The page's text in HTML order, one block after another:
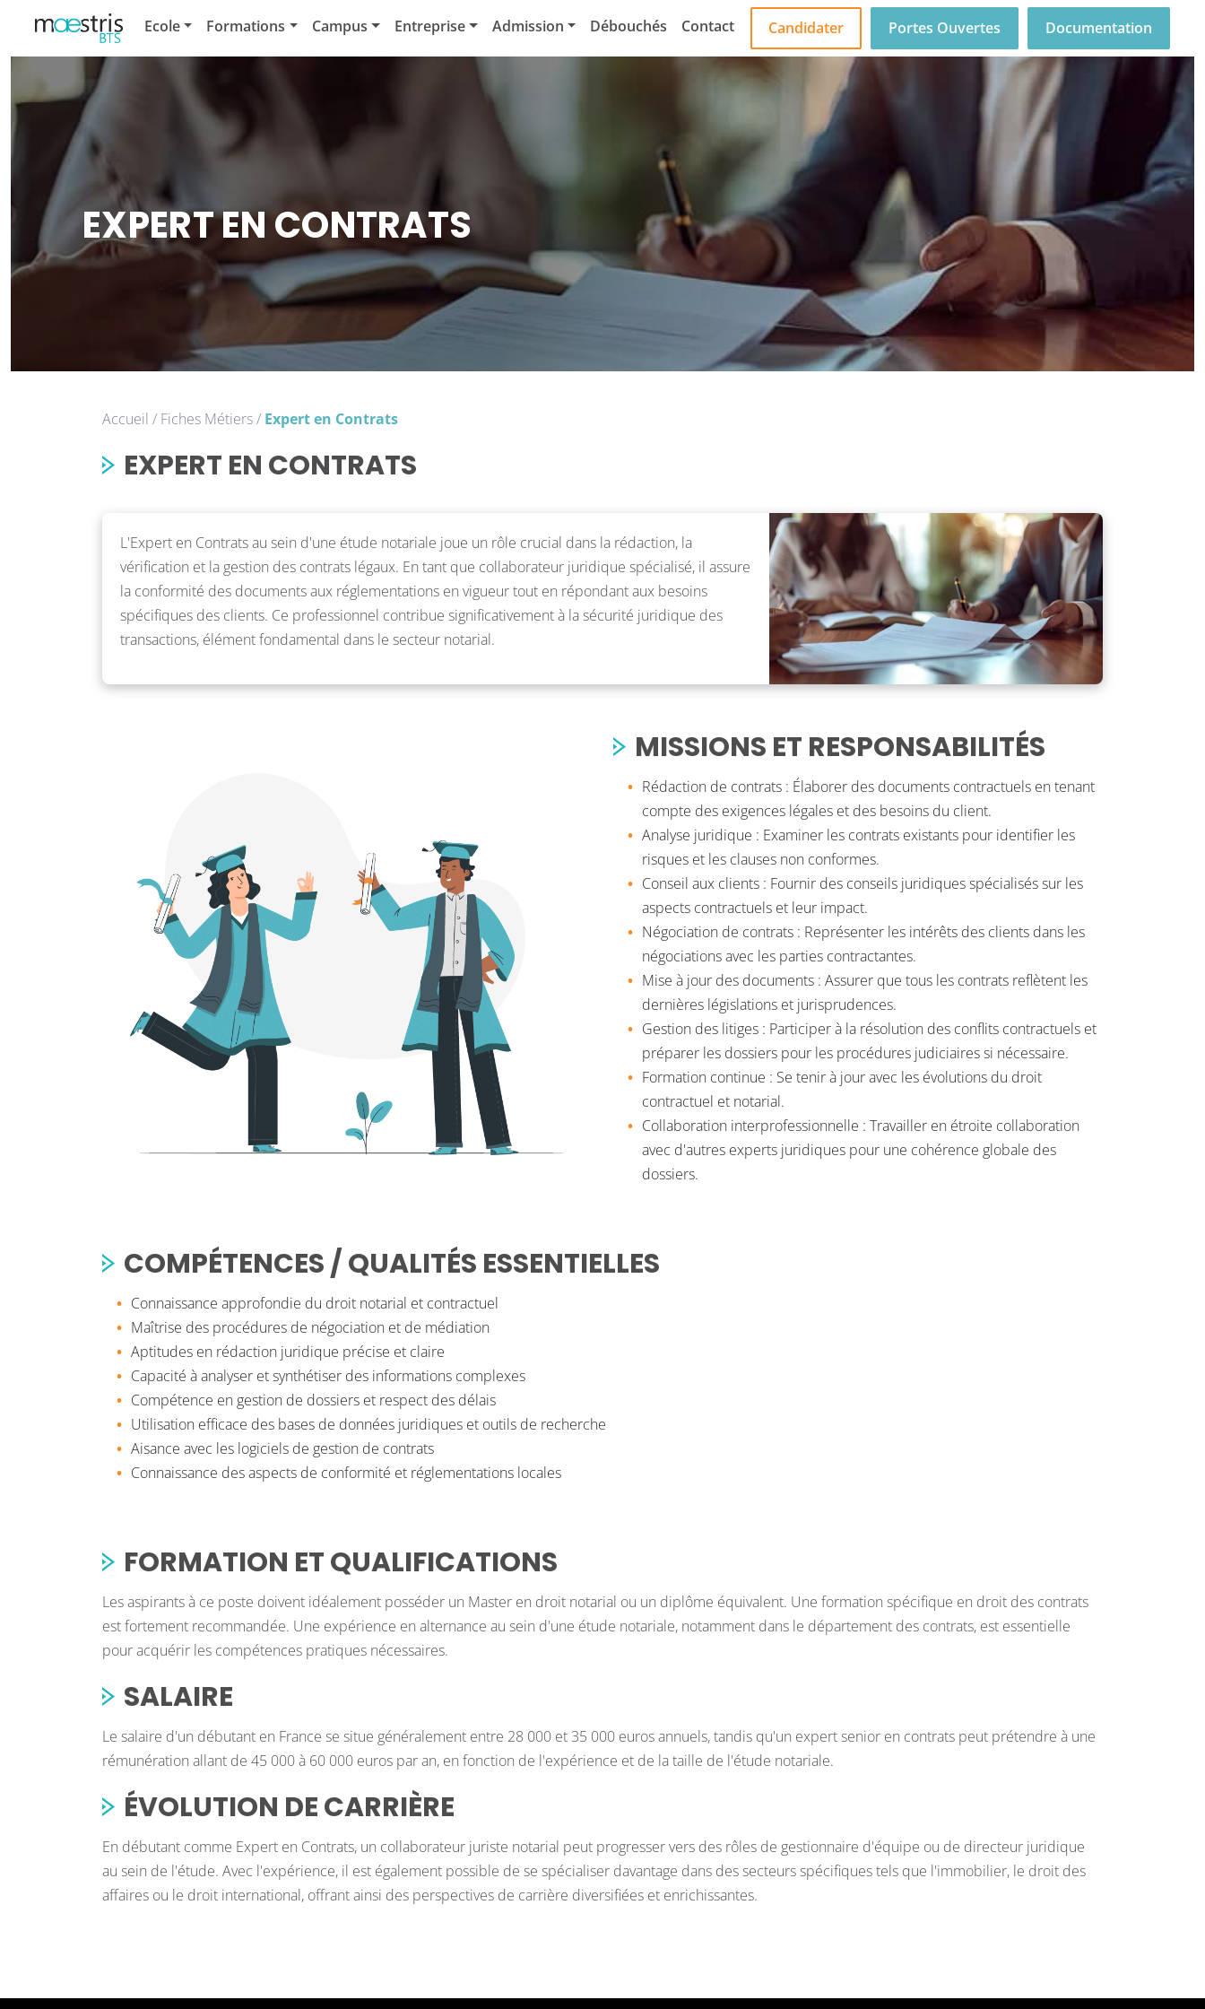
Ecole Formations Campus Entreprise Admission Débouchés Contact Candidater Portes Ouvertes Documentation
EXPERT EN CONTRATS
Accueil / Fiches Métiers/ Expert en Contrats
EXPERT EN CONTRATS
L'Expert en Contrats au sein d'une étude notariale joue un rôle crucial dans la rédaction, la
vérification et la gestion des contrats légaux. En tant que collaborateur juridique spécialisé, il assure
la conformité des documents aux réglementations en vigueur tout en répondant aux besoins
spécifiques des clients. Ce professionnel contribue significativement à la sécurité juridique des
transactions, élément fondamental dans le secteur notarial.
MISSIONS ET RESPONSABILITÉS
Rédaction de contrats : Élaborer des documents contractuels en tenant
compte des exigences légales et des besoins du client.
Analyse juridique : Examiner les contrats existants pour identifier les
risques et les clauses non conformes.
Conseil aux clients : Fournir des conseils juridiques spécialisés sur les
aspects contractuels et leur impact.
Négociation de contrats : Représenter les intérêts des clients dans les
négociations avec les parties contractantes.
Mise à jour des documents : Assurer que tous les contrats reflètent les
dernières législations et jurisprudences.
Gestion des litiges : Participer à la résolution des conflits contractuels et
préparer les dossiers pour les procédures judiciaires si nécessaire.
Formation continue : Se tenir à jour avec les évolutions du droit
contractuel et notarial.
Collaboration interprofessionnelle : Travailler en étroite collaboration
avec d'autres experts juridiques pour une cohérence globale des
dossiers.
COMPÉTENCES / QUALITÉS ESSENTIELLES
Connaissance approfondie du droit notarial et contractuel
Maîtrise des procédures de négociation et de médiation
Aptitudes en rédaction juridique précise et claire
Capacité à analyser et synthétiser des informations complexes
Compétence en gestion de dossiers et respect des délais
Utilisation efficace des bases de données juridiques et outils de recherche
Aisance avec les logiciels de gestion de contrats
Connaissance des aspects de conformité et réglementations locales
FORMATION ET QUALIFICATIONS
Les aspirants à ce poste doivent idéalement posséder un Master en droit notarial ou un diplôme équivalent. Une formation spécifique en droit des contrats
est fortement recommandée. Une expérience en alternance au sein d'une étude notariale, notamment dans le département des contrats, est essentielle
pour acquérir les compétences pratiques nécessaires.
SALAIRE
Le salaire d'un débutant en France se situe généralement entre 28 000 et 35 000 euros annuels, tandis qu'un expert senior en contrats peut prétendre à une
rémunération allant de 45 000 à 60 000 euros par an, en fonction de l'expérience et de la taille de l'étude notariale.
ÉVOLUTION DE CARRIÈRE
En débutant comme Expert en Contrats, un collaborateur juriste notarial peut progresser vers des rôles de gestionnaire d'équipe ou de directeur juridique
au sein de l'étude. Avec l'expérience, il est également possible de se spécialiser davantage dans des secteurs spécifiques tels que l'immobilier, le droit des
affaires ou le droit international, offrant ainsi des perspectives de carrière diversifiées et enrichissantes.